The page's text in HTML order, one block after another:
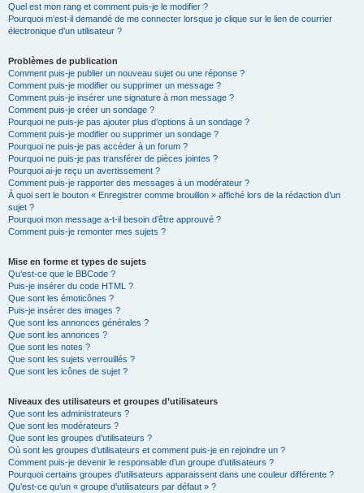
Quel est mon rang et comment puis-je le modifier ?
Pourquoi m’est-il demandé de me connecter lorsque je clique sur le lien de courrier
électronique d’un utilisateur ?
Problèmes de publication
Comment puis-je publier un nouveau sujet ou une réponse ?
Comment puis-je modifier ou supprimer un message ?
Comment puis-je insérer une signature à mon message ?
Comment puis-je créer un sondage ?
Pourquoi ne puis-je pas ajouter plus d’options à un sondage ?
Comment puis-je modifier ou supprimer un sondage ?
Pourquoi ne puis-je pas accéder à un forum ?
Pourquoi ne puis-je pas transférer de pièces jointes ?
Pourquoi ai-je reçu un avertissement ?
Comment puis-je rapporter des messages à un modérateur ?
À quoi sert le bouton « Enregistrer comme brouillon » affiché lors de la rédaction d’un
sujet ?
Pourquoi mon message a-t-il besoin d’être approuvé ?
Comment puis-je remonter mes sujets ?
Mise en forme et types de sujets
Qu’est-ce que le BBCode ?
Puis-je insérer du code HTML ?
Que sont les émoticônes ?
Puis-je insérer des images ?
Que sont les annonces générales ?
Que sont les annonces ?
Que sont les notes ?
Que sont les sujets verrouillés ?
Que sont les icônes de sujet ?
Niveaux des utilisateurs et groupes d’utilisateurs
Que sont les administrateurs ?
Que sont les modérateurs ?
Que sont les groupes d’utilisateurs ?
Où sont les groupes d’utilisateurs et comment puis-je en rejoindre un ?
Comment puis-je devenir le responsable d’un groupe d’utilisateurs ?
Pourquoi certains groupes d’utilisateurs apparaissent dans une couleur différente ?
Qu’est-ce qu’un « groupe d’utilisateurs par défaut » ?